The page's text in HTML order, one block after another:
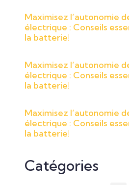
Maximisez l’autonomie
électrique : Conseils
la batterie!
Maximisez l’autonomie
électrique : Conseils
la batterie!
Maximisez l’autonomie
électrique : Conseils
la batterie!
Catégories